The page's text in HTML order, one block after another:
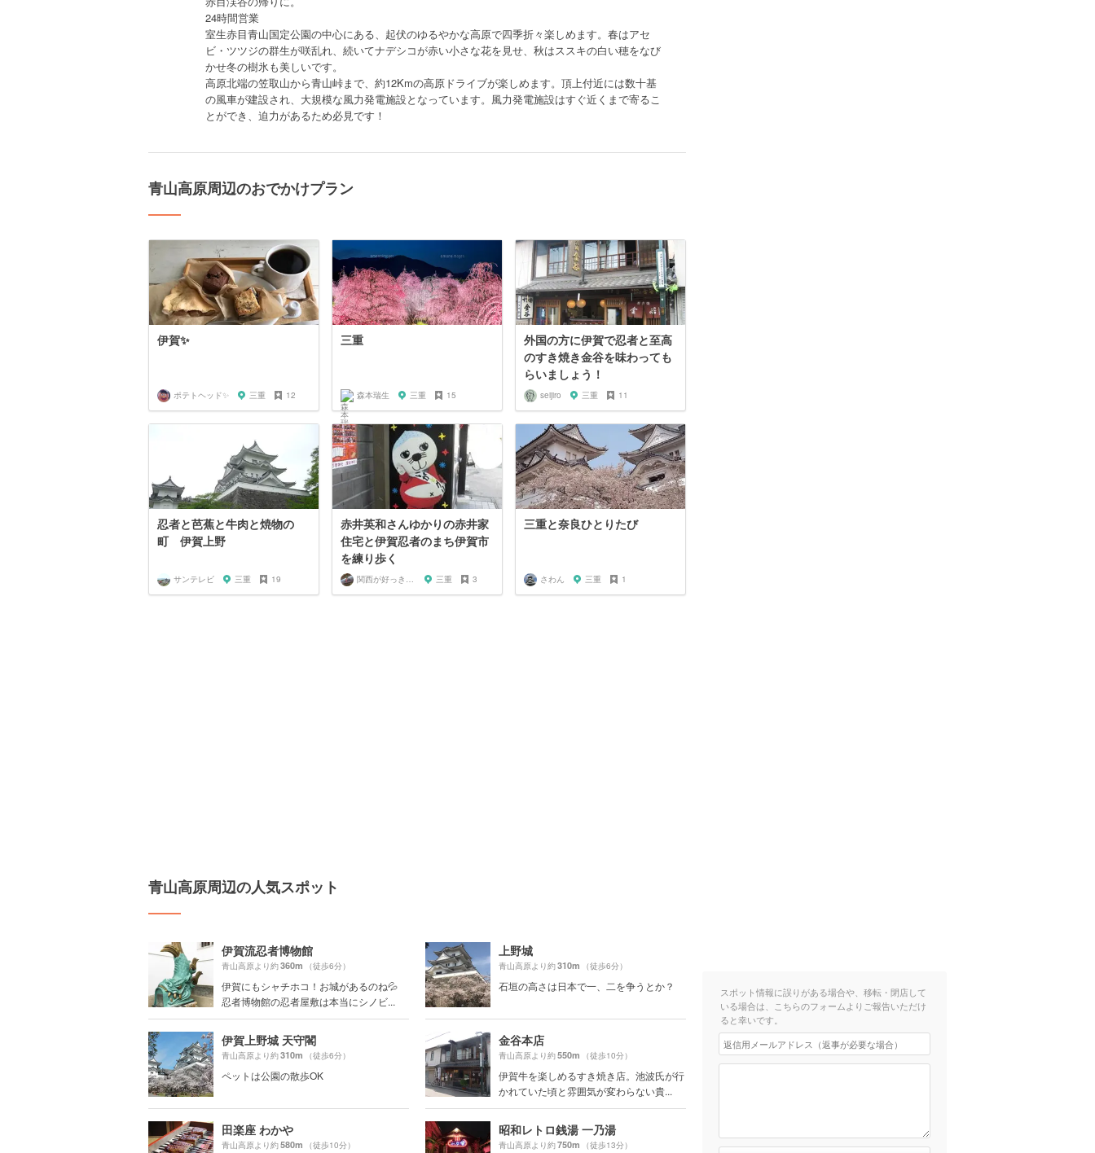
24時間営業
室生赤目青山国定公園の中心にある、起伏のゆるやかな高原で四季折々楽しめます。春はアセ
ビ・ツツジの群生が咲乱れ、続いてナデシコが赤い小さな花を見せ、秋はススキの白い穂をなび
かせ冬の樹氷も美しいです。
高原北端の笠取山から青山峠まで、約12Kmの高原ドライブが楽しめます。頂上付近には数十基
の風車が建設され、大規模な風力発電施設となっています。風力発電施設はすぐ近くまで寄るこ
とができ、迫力があるため必見です！
青山高原周辺のおでかけプラン
伊賀✨
ポテトヘッド✨ 三重 12
三重
森本瑞生 三重 15
外国の方に伊賀で忍者と至高
のすき焼き金谷を味わっても
らいましょう！
seijiro 三重 11
忍者と芭蕉と牛肉と焼物の
町 伊賀上野
サンテレビ 三重 19
赤井英和さんゆかりの赤井家
住宅と伊賀忍者のまち伊賀市
を練り歩く
関西が好っきゃねん 三重 3
三重と奈良ひとりたび
さわん 三重 1
青山高原周辺の人気スポット
伊賀流忍者博物館
青山高原より約360m （徒歩6分）
伊賀にもシャチホコ！お城があるのね💦
忍者博物館の忍者屋敷は本当にシノビ...
上野城
青山高原より約310m （徒歩6分）
石垣の高さは日本で一、二を争うとか？
伊賀上野城 天守閣
青山高原より約310m （徒歩6分）
ペットは公園の散歩OK
金谷本店
青山高原より約550m （徒歩10分）
伊賀牛を楽しめるすき焼き店。池波氏が行
かれていた頃と雰囲気が変わらない貴...
田楽座 わかや
青山高原より約580m （徒歩10分）
昭和レトロ銭湯 一乃湯
青山高原より約750m （徒歩13分）
スポット情報に誤りがある場合や、移転・閉店して
いる場合は、こちらのフォームよりご報告いただけ
ると幸いです。